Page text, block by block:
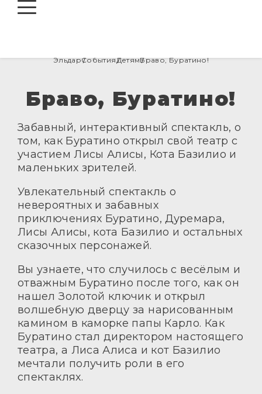
Про Киноконцертный зал
Руководство
АФИША
Кино
Театр в кино
Оплата банковской картой
Пушкинская карта
Возврат билетов
АРЕНДА
ЭльдарСобытияДетямБраво, Буратино!
Браво, Буратино!
Забавный, интерактивный спектакль, о
том, как Буратино открыл свой театр с
участием Лисы Алисы, Кота Базилио и
маленьких зрителей.
Увлекательный спектакль о
невероятных и забавных
приключениях Буратино, Дуремара,
Лисы Алисы, кота Базилио и остальных
сказочных персонажей.
Вы узнаете, что случилось с весёлым и
отважным Буратино после того, как он
нашел Золотой ключик и открыл
волшебную дверцу за нарисованным
камином в каморке папы Карло. Как
Буратино стал директором настоящего
театра, а Лиса Алиса и кот Базилио
мечтали получить роли в его
спектаклях.